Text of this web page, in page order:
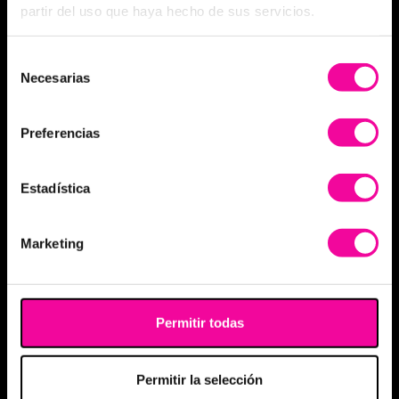
partir del uso que haya hecho de sus servicios.
Necesarias
Preferencias
Estadística
Marketing
Permitir todas
Permitir la selección